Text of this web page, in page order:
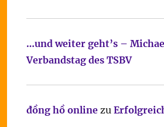
…und weiter geht’s –
Verbandstag des TSBV
đồng hồ onlinezu